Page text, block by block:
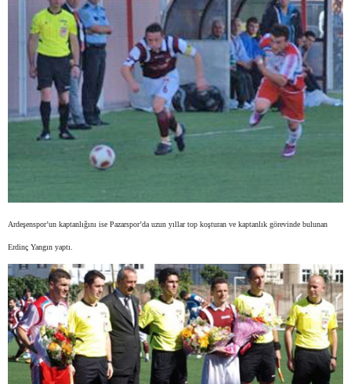
Ardeşenspor’un kaptanlığını ise Pazarspor’da uzun yıllar top koşturan ve kaptanlık görevinde bulunan
Erdinç Yangın yaptı.